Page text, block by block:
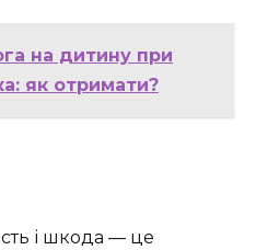
на дитину при
як отримати?
і шкода — це